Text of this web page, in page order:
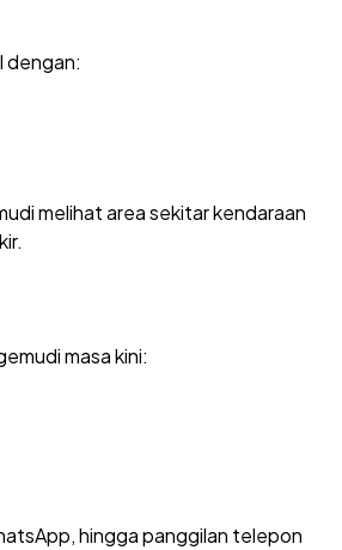
dengan:
melihat area sekitar kendaraan
masa kini:
hingga panggilan telepon